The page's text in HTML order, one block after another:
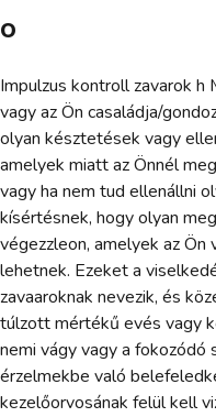
o
Impulzus kontroll zavarok h
vagy az Ön casaládja/
olyan késztetések vagy
amelyek miatt az Önnél
vagy ha nem tud ellenállni
kísértésnek, hogy olyan
végezzleon, amelyek az Ön
lehetnek. Ezeket a
zavaaroknak nevezik, és
túlzott mértékű evés vagy
nemi vágy vagy a fokozódó
érzelmekbe való
kezelőorvosának felül kell